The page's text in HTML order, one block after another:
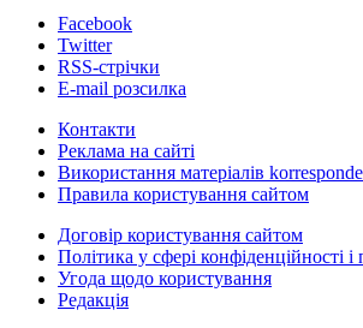
Facebook
Twitter
RSS-стрічки
E-mail розсилка
Контакти
Реклама на сайті
Використання матеріалів
Правила користування сайтом
Договір користування сайтом
Політика у сфері конфіденційності
Угода щодо користування
Редакція